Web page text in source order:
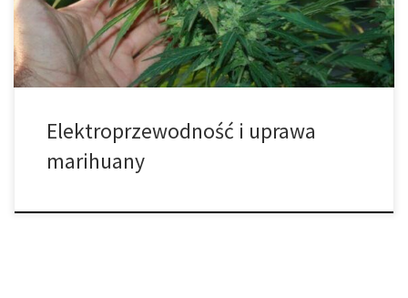
medium, którym odżywiają się rośliny, zawiera rozpuszczone
minerały […]
Elektroprzewodność i uprawa
marihuany